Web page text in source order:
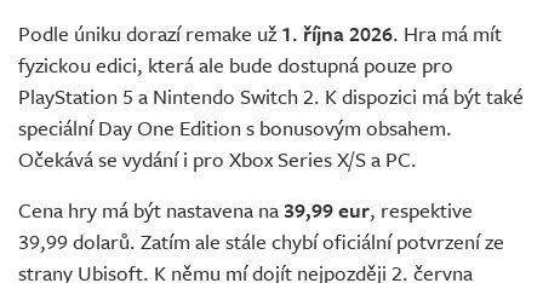
Podle úniku dorazí remake už 1. října 2026. Hra má mít
fyzickou edici, která ale bude dostupná pouze pro
PlayStation 5 a Nintendo Switch 2. K dispozici má být také
speciální Day One Edition s bonusovým obsahem.
Očekává se vydání i pro Xbox Series X/S a PC.
Cena hry má být nastavena na39,99 eur, respektive
39,99 dolarů. Zatím ale stále chybí oficiální potvrzení ze
strany Ubisoft. K němu mí dojít nejpozději 2. června